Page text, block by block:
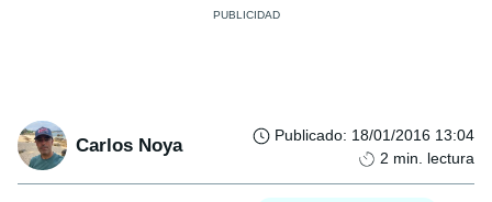
Carlos Noya Publicado: 18/01/2016 13:04
2 min. lectura